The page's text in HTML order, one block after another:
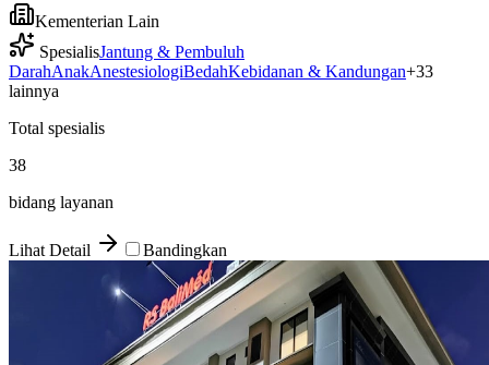
Kementerian Lain
SpesialisJantung & Pembuluh
DarahAnakAnestesiologiBedahKebidanan & Kandungan+33
lainnya
Total spesialis
38
bidang layanan
Lihat Detail Bandingkan